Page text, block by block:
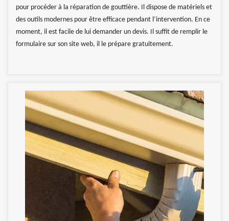
pour procéder à la réparation de gouttière. Il dispose de matériels et
des outils modernes pour être efficace pendant l’intervention. En ce
moment, il est facile de lui demander un devis. Il suffit de remplir le
formulaire sur son site web, il le prépare gratuitement.